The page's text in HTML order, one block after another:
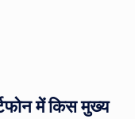
में किस मुख्य